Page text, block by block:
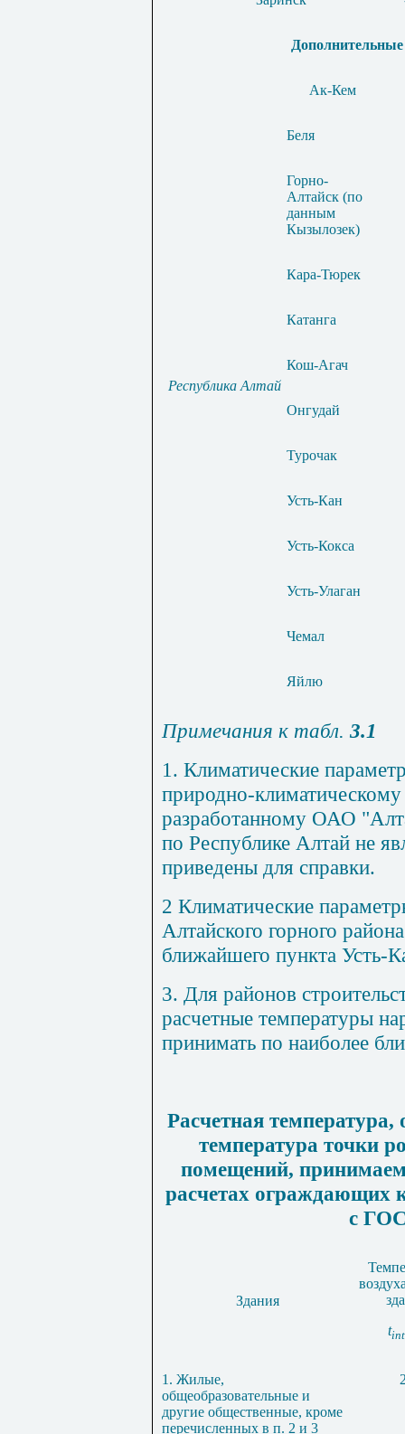
Республика Алтай
Ак-Кем
Беля
Горно-
Алтайск (по
данным
Кызылозек)
Кара-Тюрек
Катанга
Кош-Агач
Онгудай
Турочак
Усть-Кан
Усть-Кокса
Усть-Улаган
Чемал
Яйлю
Примечания к табл. 3.1
1. Климатические
природно-
разработанному ОАО
по Республике Алтай не
приведены для справки.
2 Климатические
Алтайского горного
ближайшего пункта Усть-
3. Для районов
расчетные температуры
принимать по наиболее
Расчетная
температура точки
помещений,
расчетах ограждающих
с
Здания
tint
1. Жилые,
общеобразовательные и
другие общественные, кроме
перечисленных в п. 2 и 3